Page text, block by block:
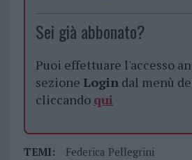
Sei già abbonato?
Puoi effettuare l'accesso
sezione Logindal menù
cliccando qui
TEMI:
Federica Pellegrini